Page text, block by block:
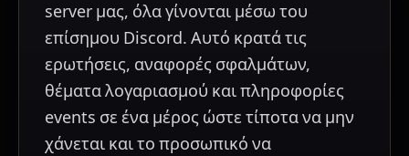
server μας, όλα γίνονται μέσω του
επίσημου Discord. Αυτό κρατά τις
ερωτήσεις, αναφορές σφαλμάτων,
θέματα λογαριασμού και πληροφορίες
events σε ένα μέρος ώστε τίποτα να μην
χάνεται και το προσωπικό να